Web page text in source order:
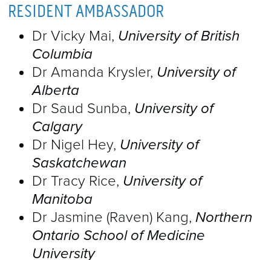
Virtual spine
, qui facilite l’enseignement
et l’apprentissage de l’anatomie de la
colonne vertébrale et de l’anesthésie
rachidienne locale.
Le Center for Simulation, Safety and
Advanced Learning Technology
l’Université de la Floride héberge un
grand nombre de simulations et de
vidéos de dispositif de voies
respiratoires pour les stagiaires en
RESIDENT AMBASSADOR
Dr Vicky Mai, University of British
Columbia
Dr Amanda Krysler, University of
Alberta
Dr Saud Sunba, University of
Calgary
Dr Nigel Hey, University of
Saskatchewan
Dr Tracy Rice, University of
Manitoba
Dr Jasmine (Raven) Kang, Northern
Ontario School of Medicine
University